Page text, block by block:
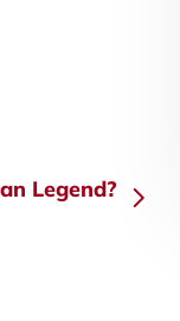
Legend?